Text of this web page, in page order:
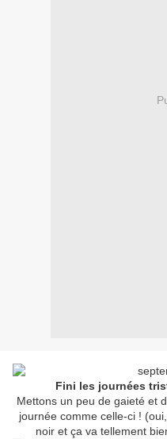
Fini les journées
Mettons un peu de gaieté et
journée comme celle-ci !
noir et ça va tellement